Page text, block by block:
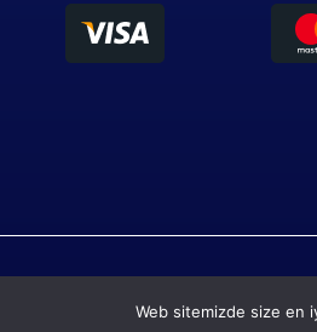
Web sitemizde size en